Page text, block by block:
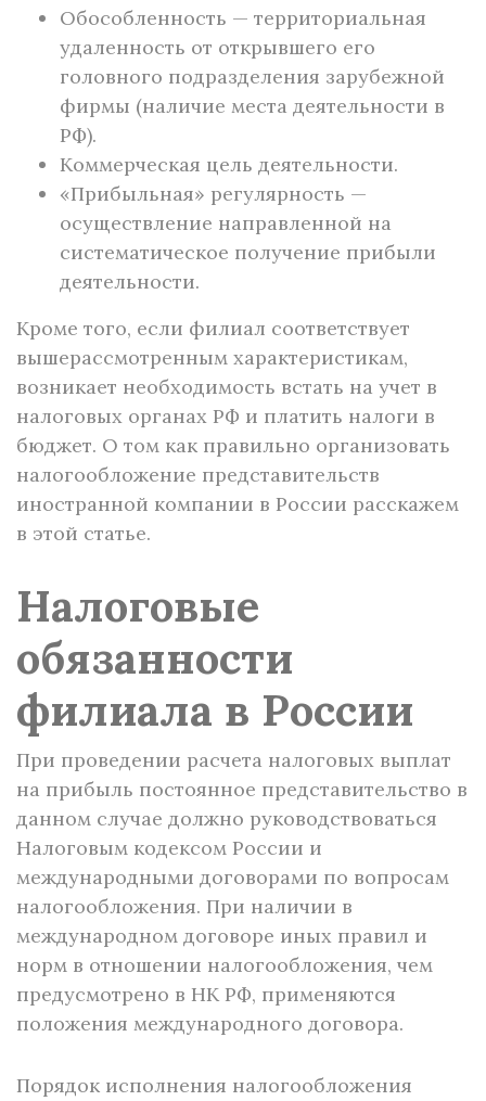
Обособленность — территориальная
удаленность от открывшего его
головного подразделения зарубежной
фирмы (наличие места деятельности в
РФ).
Коммерческая цель деятельности.
«Прибыльная» регулярность —
осуществление направленной на
систематическое получение прибыли
деятельности.
Кроме того, если филиал соответствует
вышерассмотренным характеристикам,
возникает необходимость встать на учет в
налоговых органах РФ и платить налоги в
бюджет. О том как правильно организовать
налогообложение представительств
иностранной компании в России расскажем
в этой статье.
Налоговые
обязанности
филиала в России
При проведении расчета налоговых выплат
на прибыль постоянное представительство в
данном случае должно руководствоваться
Налоговым кодексом России и
международными договорами по вопросам
налогообложения. При наличии в
международном договоре иных правил и
норм в отношении налогообложения, чем
предусмотрено в НК РФ, применяются
положения международного договора.
Порядок исполнения налогообложения